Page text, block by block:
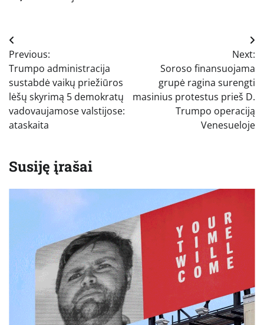
Navigacija
tarp
įrašų
Previous:
Trumpo administracija
sustabdė vaikų priežiūros
lėšų skyrimą 5 demokratų
vadovaujamose valstijose:
ataskaita
Next:
Soroso finansuojama
grupė ragina surengti
masinius protestus prieš D.
Trumpo operaciją
Venesueloje
Susiję įrašai